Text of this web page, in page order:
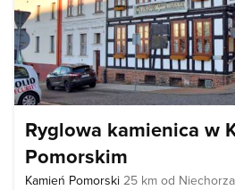
Ryglowa kamienica w
Pomorskim
Kamień Pomorski 25 km od Niechorza